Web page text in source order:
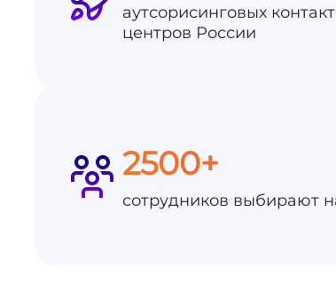
аутсорисинговых
центров России
2500+
сотрудников выбирают